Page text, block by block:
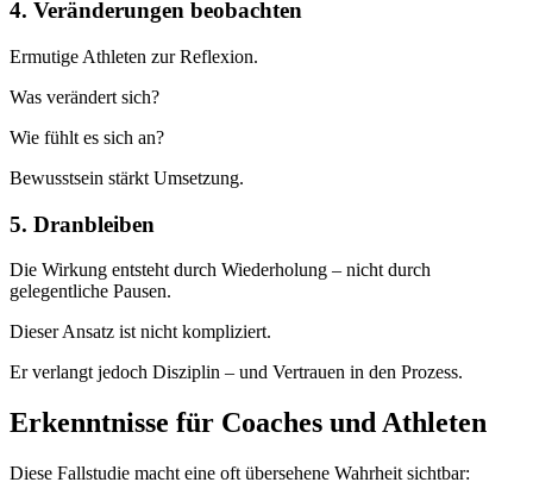
4. Veränderungen beobachten
Ermutige Athleten zur Reflexion.
Was verändert sich?
Wie fühlt es sich an?
Bewusstsein stärkt Umsetzung.
5. Dranbleiben
Die Wirkung entsteht durch Wiederholung – nicht durch
gelegentliche Pausen.
Dieser Ansatz ist nicht kompliziert.
Er verlangt jedoch Disziplin – und Vertrauen in den Prozess.
Erkenntnisse für Coaches und Athleten
Diese Fallstudie macht eine oft übersehene Wahrheit sichtbar: